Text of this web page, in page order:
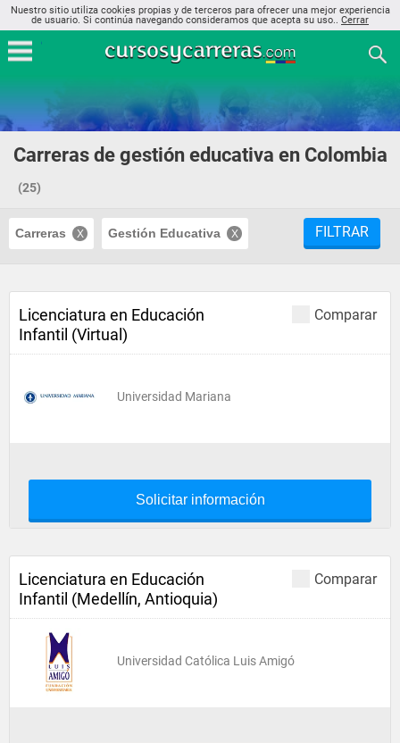
Nuestro sitio utiliza cookies propias y de terceros para ofrecer una mejor experiencia
de usuario. Si continúa navegando consideramos que acepta su uso.. Cerrar
Carreras de gestión educativa en Colombia
(25)
Carreras Gestión Educativa FILTRAR
Comparar
Licenciatura en Educación
Infantil (Virtual)
Universidad Mariana
Solicitar información
Comparar
Licenciatura en Educación
Infantil (Medellín, Antioquia)
Universidad Católica Luis Amigó